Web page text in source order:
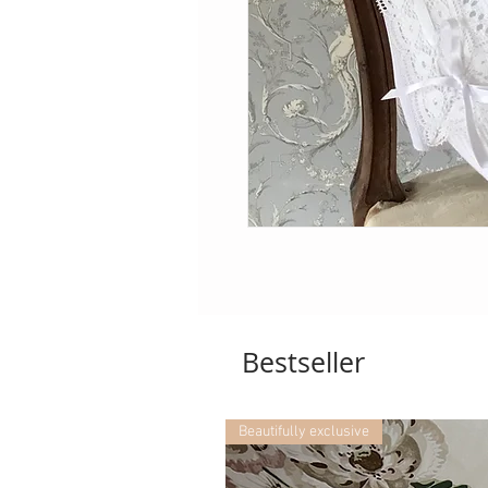
Bestseller
Beautifully exclusive